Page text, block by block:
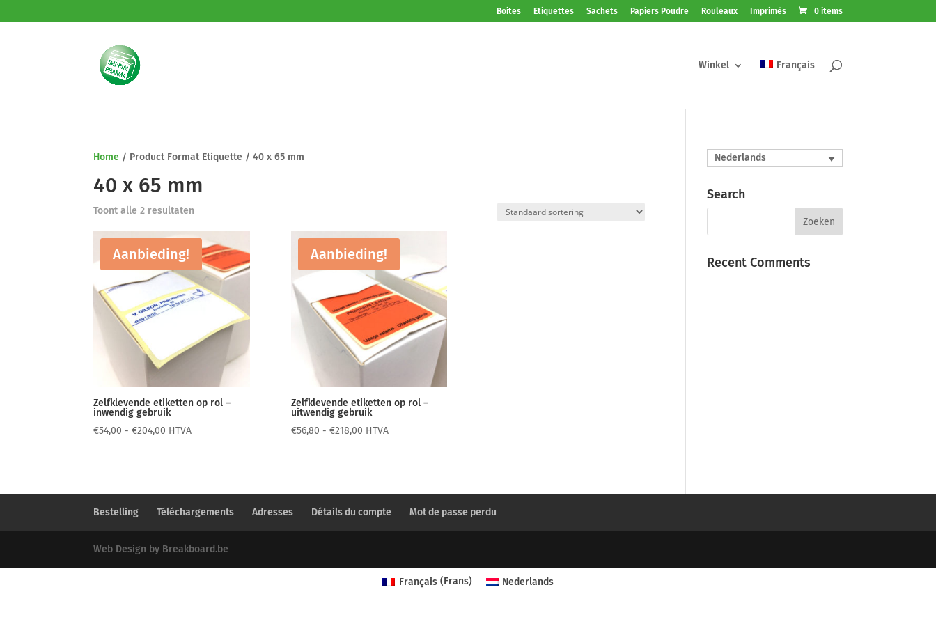
Boites Etiquettes Sachets Papiers Poudre Rouleaux Imprimés 0 items
Winkel Français
Home / Product Format Etiquette /40 x 65 mm
40 x 65 mm
Toont alle 2 resultaten
Aanbieding!
Zelfklevende etiketten op rol –
inwendig gebruik
€54,00 - €204,00 Prijsklasse:
HTVA
Aanbieding!
Zelfklevende etiketten op rol –
uitwendig gebruik
€56,80 - €218,00Prijsklasse:
HTVA
Nederlands
Search
Recent Comments
Bestelling Téléchargements Adresses Détails du compte Mot de passe perdu
Web Design by Breakboard.be
Français(Frans) Nederlands